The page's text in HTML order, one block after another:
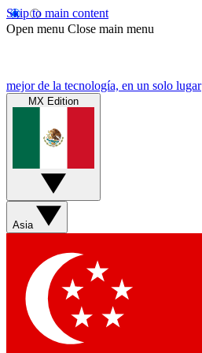
Skip to main content
Open menu Close main menu
mejor de la tecnología, en un solo lugar
MX Edition
Asia